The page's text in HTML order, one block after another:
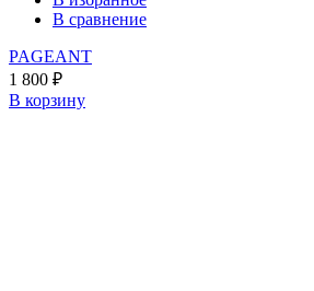
В сравнение
PAGEANT
1 800 ₽
В корзину